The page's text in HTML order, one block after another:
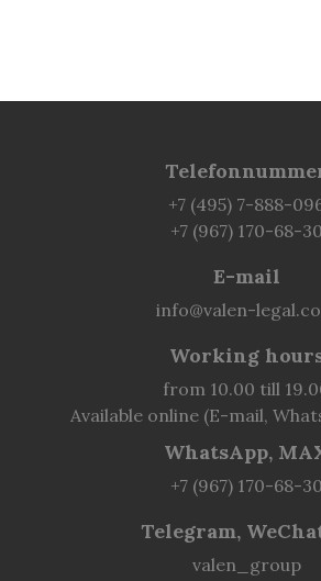
+7 (495) 7-888-
+7 (967) 170-68-30
E-mail
info@valen-
Working
from 10.00 till
Available online (E-mail,
WhatsApp,
+7 (967) 170-68-30
Telegram,
valen_group